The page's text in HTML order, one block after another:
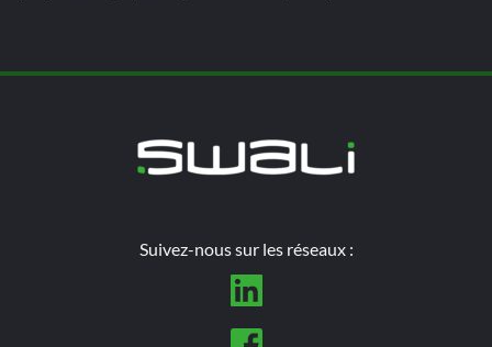
Suivez-nous sur les réseaux :